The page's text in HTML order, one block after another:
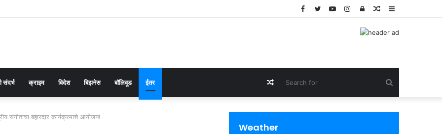
Random
Log
In
Instagram
YouTube
Twitter
Facebook
संदर्भ क्राइम विदेश बिझनेस बॉलिवूड ईतर
for
Random
Article
संगीताचा बहारदार कार्यक्रमाचे आयोजन!
Weather